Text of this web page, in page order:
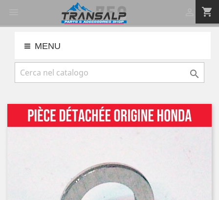
shopping_cart
MENU
